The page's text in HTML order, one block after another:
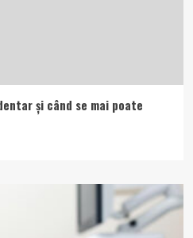
și când se mai poate